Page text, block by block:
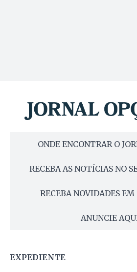
ONDE ENCONTRAR O
RECEBA AS NOTÍCIAS NO
RECEBA NOVIDADES
ANUNCIE
EXPEDIENTE